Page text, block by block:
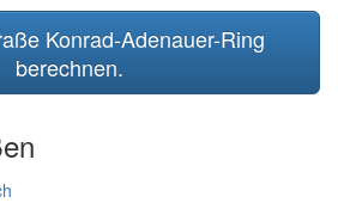
Konrad-Adenauer-Ring
berechnen.